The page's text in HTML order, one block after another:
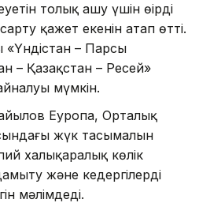
толық ашу үшін өңірдің
қажет екенін атап өтті.
– Парсы
– Қазақстан – Ресей»
мүмкін.
Еуропа, Орталық
жүк тасымалын
халықаралық көлік
және кедергілерді
мәлімдеді.